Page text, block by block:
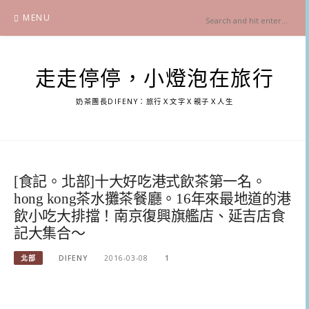
content
MENU
走走停停，小燈泡在旅行
奶茶團長DIFENY：旅行Ｘ文字Ｘ親子Ｘ人生
[食記。北部]十大好吃港式飲茶第一名。
hong kong茶水攤茶餐廳。16年來最地道的港
飲小吃大排擋！南京復興旗艦店、延吉店食
記大集合～
北部 DIFENY 2016-03-08 1